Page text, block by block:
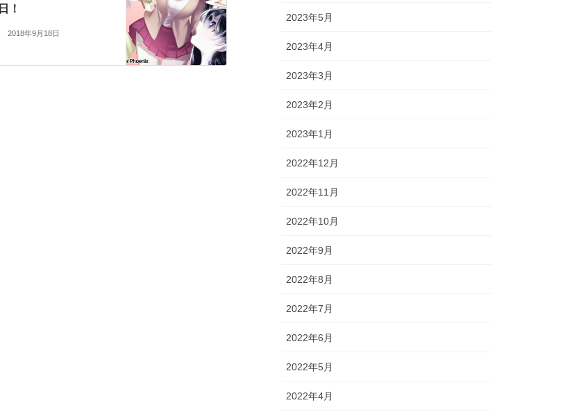
日！
2018年9月18日
2023年5月
2023年4月
2023年3月
2023年2月
2023年1月
2022年12月
2022年11月
2022年10月
2022年9月
2022年8月
2022年7月
2022年6月
2022年5月
2022年4月